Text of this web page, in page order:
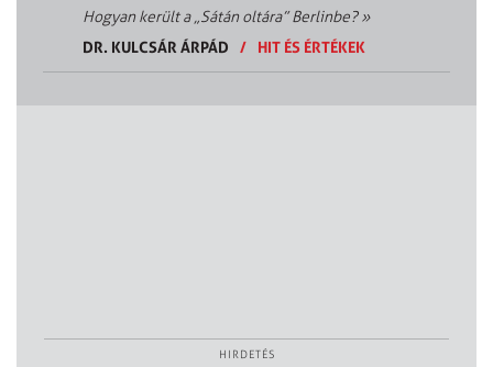
Hogyan került a „Sátán oltára” Berlinbe?»
DR. KULCSÁR ÁRPÁD
/ HIT ÉS ÉRTÉKEK
HIRDETÉS